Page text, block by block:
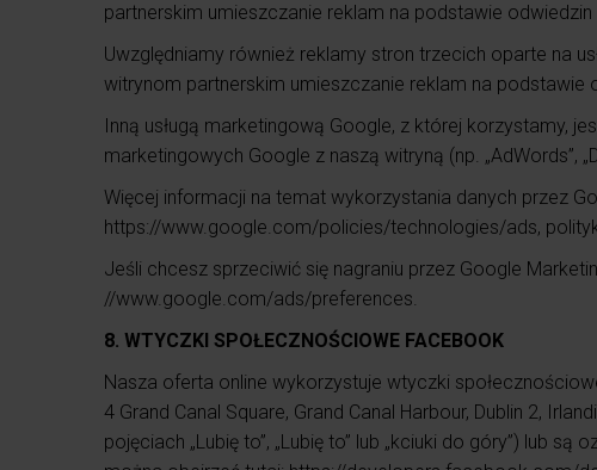
partnerskim umieszczanie reklam na podstawie
Uwzględniamy również reklamy stron trzecich oparte na
witrynom partnerskim umieszczanie reklam na podstawie
Inną usługą marketingową Google, z której korzystamy,
marketingowych Google z naszą witryną (np. „AdWords”,
Więcej informacji na temat wykorzystania danych przez
https://www.google.com/policies/technologies/ads,
Jeśli chcesz sprzeciwić się nagraniu przez Google
//www.google.com/ads/preferences.
8. WTYCZKI SPOŁECZNOŚCIOWE FACEBOOK
Nasza oferta online wykorzystuje wtyczki
4 Grand Canal Square, Grand Canal Harbour, Dublin 2,
pojęciach „Lubię to”, „Lubię to” lub „kciuki do góry”) lub